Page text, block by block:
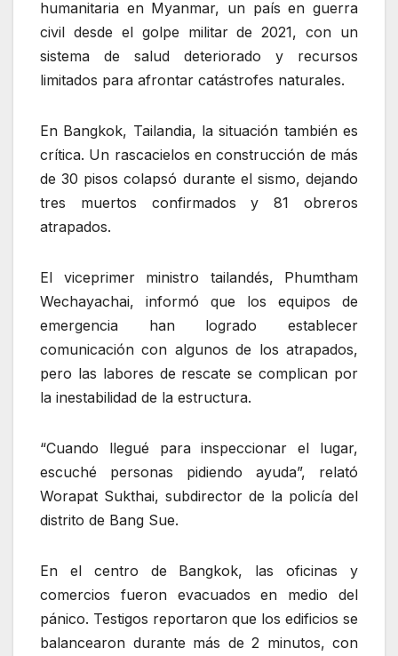
humanitaria en Myanmar, un país en guerra
civil desde el golpe militar de 2021, con un
sistema de salud deteriorado y recursos
limitados para afrontar catástrofes naturales.
En Bangkok, Tailandia, la situación también es
crítica. Un rascacielos en construcción de más
de 30 pisos colapsó durante el sismo, dejando
tres muertos confirmados y 81 obreros
atrapados.
El viceprimer ministro tailandés, Phumtham
Wechayachai, informó que los equipos de
emergencia han logrado establecer
comunicación con algunos de los atrapados,
pero las labores de rescate se complican por
la inestabilidad de la estructura.
“Cuando llegué para inspeccionar el lugar,
escuché personas pidiendo ayuda”, relató
Worapat Sukthai, subdirector de la policía del
distrito de Bang Sue.
En el centro de Bangkok, las oficinas y
comercios fueron evacuados en medio del
pánico. Testigos reportaron que los edificios se
balancearon durante más de 2 minutos, con